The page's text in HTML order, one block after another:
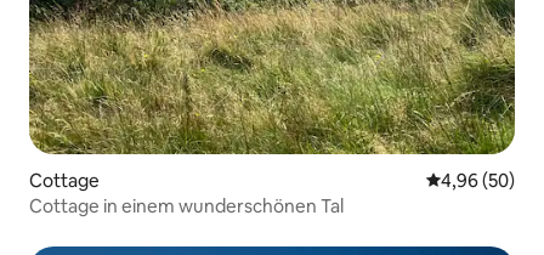
Cottage
4,96 (50)
Cottage in einem wunderschönen Tal